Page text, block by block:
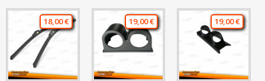
18,00 € 19,00 € 19,00 €